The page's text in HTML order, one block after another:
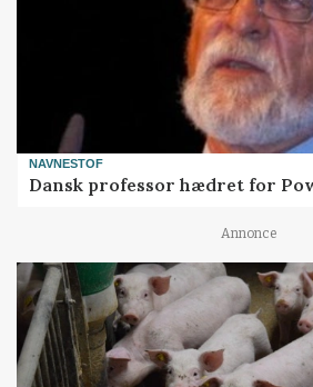
NAVNESTOF
Dansk professor hædret for
Annonce